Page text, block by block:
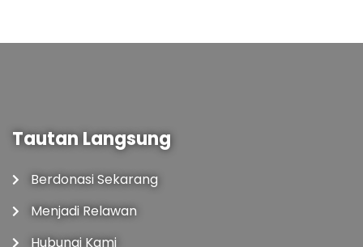
Tautan Langsung
Berdonasi Sekarang
Menjadi Relawan
Hubungi Kami